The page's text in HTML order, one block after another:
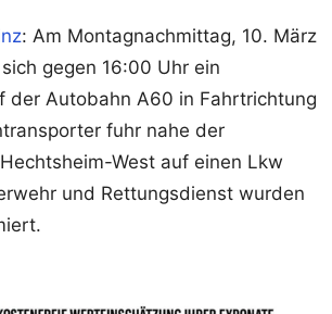
: Am Montagnachmittag, 10. März
gegen 16:00 Uhr ein
der Autobahn A60 in Fahrtrichtung
fuhr nahe der
West auf einen Lkw
und Rettungsdienst wurden